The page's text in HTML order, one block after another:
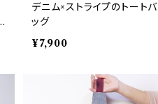
デニム×ストライプのトートバ
ッグ
¥7,900